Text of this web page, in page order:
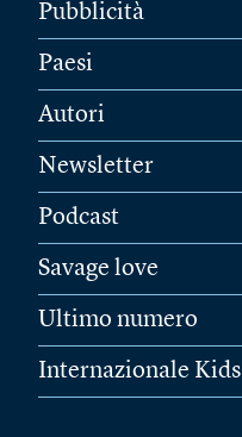
Pubblicità
Paesi
Autori
Newsletter
Podcast
Savage love
Ultimo numero
Internazionale Kids